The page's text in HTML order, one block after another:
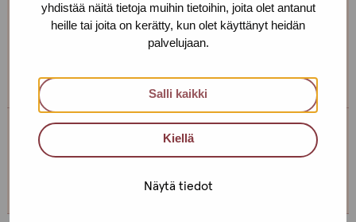
yhdistää näitä tietoja muihin tietoihin, joita olet antanut
heille tai joita on kerätty, kun olet käyttänyt heidän
palvelujaan.
Salli kaikki
Kiellä
Näytä tiedot
We are open every weekday. You can make
appointment, just call or text us! We can also meet
Service centre Turku